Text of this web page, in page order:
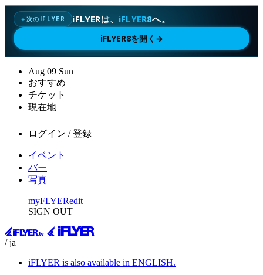
✦次のIFLYER iFLYERは、 iFLYER8へ。
iFLYER8を開く →
Aug 09 Sun
おすすめ
チケット
現在地
ログイン / 登録
イベント
バー
写真
myFLYERedit
SIGN OUT
/ ja
iFLYER is also available in ENGLISH.